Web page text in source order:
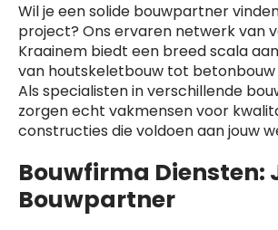
Wil je een solide bouwpartner
project? Ons ervaren netwerk van
Kraainem biedt een breed scala
van houtskeletbouw tot betonbouw
Als specialisten in verschillende
zorgen echt vakmensen voor
constructies die voldoen aan jouw
Bouwfirma Diensten:
Bouwpartner